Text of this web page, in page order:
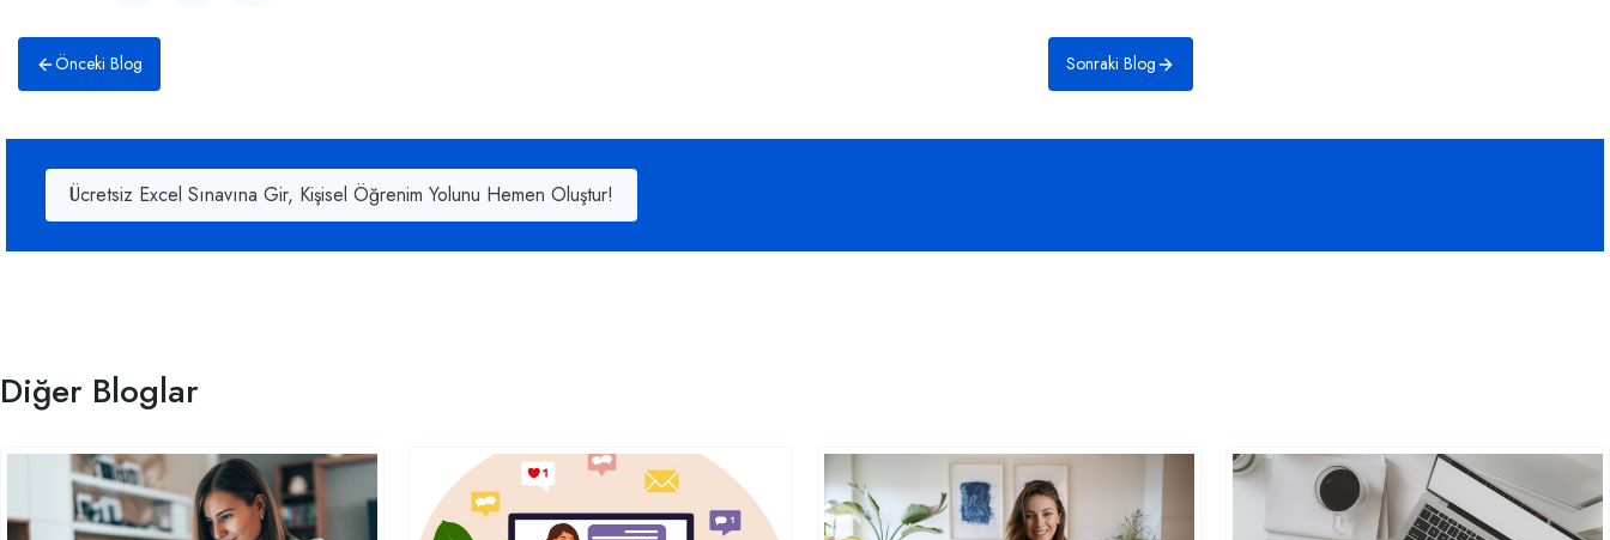
Önceki Blog Sonraki Blog
Ücretsiz Excel Sınavına Gir, Kişisel Öğrenim Yolunu Hemen Oluştur!
Diğer Bloglar